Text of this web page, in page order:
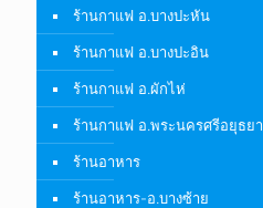
ร้านกาแฟ อ.บางปะหัน
ร้านกาแฟ อ.บางปะอิน
ร้านกาแฟ อ.ผักไห่
ร้านกาแฟ อ.พระนครศรีอยุธยา
ร้านอาหาร
ร้านอาหาร-อ.บางซ้าย